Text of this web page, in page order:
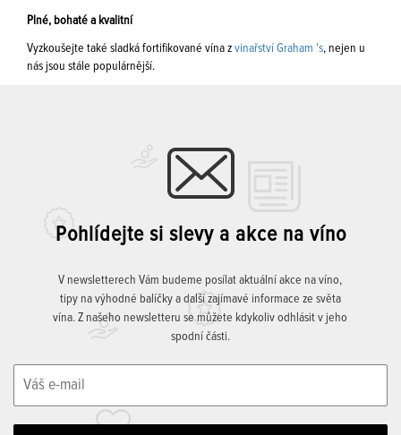
Plné, bohaté a kvalitní
Vyzkoušejte také sladká fortifikované vína z vinařství Graham 's, nejen u
nás jsou stále populárnější.
Pohlídejte si slevy a akce na víno
V newsletterech Vám budeme posílat aktuální akce na víno,
tipy na výhodné balíčky a další zajímavé informace ze světa
vína. Z našeho newsletteru se můžete kdykoliv odhlásit v jeho
spodní části.